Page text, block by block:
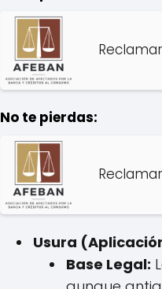
No te pierdas:
Usura
Base Legal: